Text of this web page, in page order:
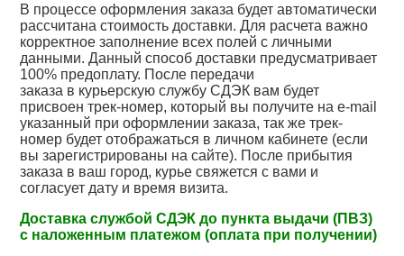
В процессе оформления заказа будет автоматически
рассчитана стоимость доставки. Для расчета важно
корректное заполнение всех полей с личными
данными. Данный способ доставки предусматривает
100% предоплату. После передачи
заказа в курьерскую службу СДЭК вам будет
присвоен трек-номер, который вы получите на e-mail
указанный при оформлении заказа, так же трек-
номер будет отображаться в личном кабинете (если
вы зарегистрированы на сайте). После прибытия
заказа в ваш город, курье свяжется с вами и
согласует дату и время визита.
Доставка службой СДЭК до пункта выдачи (ПВЗ)
с наложенным платежом (оплата при получении)